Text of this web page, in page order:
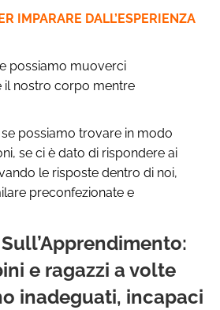
IMPARARE DALL’ESPERIENZA
possiamo muoverci
il nostro corpo mentre
possiamo trovare in modo
se ci è dato di rispondere ai
le risposte dentro di noi,
preconfezionate e
e ragazzi a volte
inadeguati, incapaci